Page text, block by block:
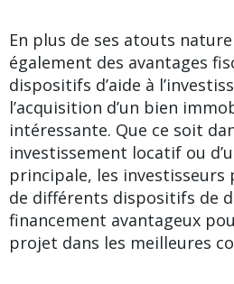
En plus de ses atouts
également des avantages
dispositifs d’aide à
l’acquisition d’un bien
intéressante. Que ce soit
investissement locatif ou
principale, les investisseurs
de différents dispositifs de
financement avantageux
projet dans les meilleures